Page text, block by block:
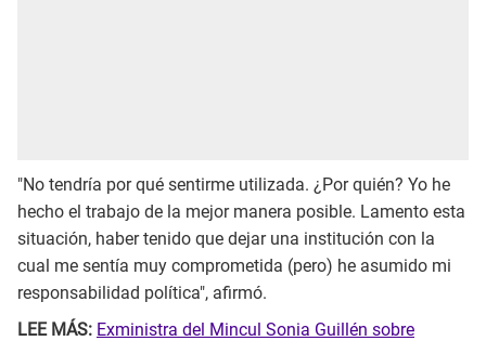
"No tendría por qué sentirme utilizada. ¿Por quién? Yo he
hecho el trabajo de la mejor manera posible. Lamento esta
situación, haber tenido que dejar una institución con la
cual me sentía muy comprometida (pero) he asumido mi
responsabilidad política", afirmó.
LEE MÁS: Exministra del Mincul Sonia Guillén sobre